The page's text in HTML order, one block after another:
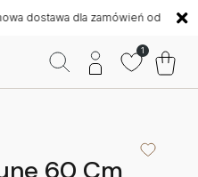
dostawa dla zamówień od 300 zł
1
60 Cm